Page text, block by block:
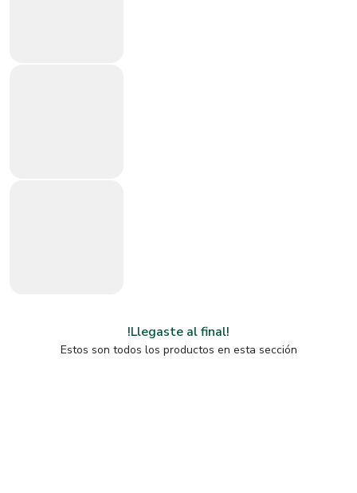
!Llegaste al final!
Estos son todos los productos en esta sección